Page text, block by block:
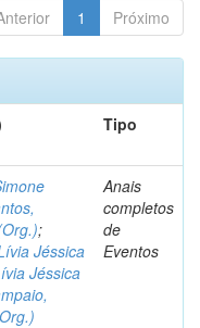
1 Próximo
Tipo
;
Jéssica
Jéssica
Anais
completos
de
Eventos